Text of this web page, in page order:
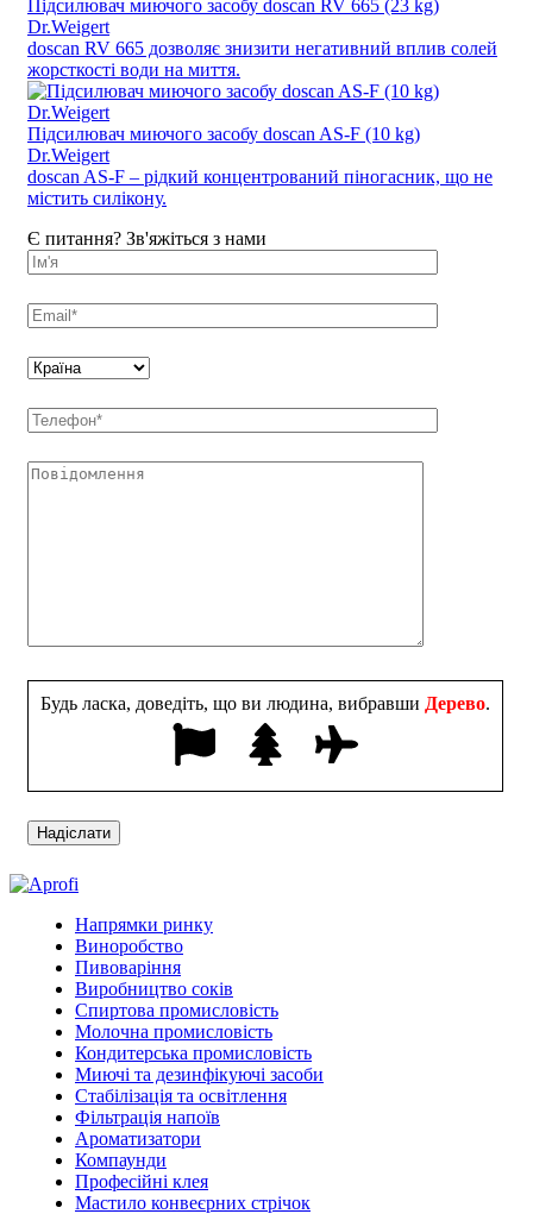
Підсилювач миючого засобу doscan RV 665 (23 kg)
Dr.Weigert
doscan RV 665 дозволяє знизити негативний вплив солей
жорсткості води на миття.
Підсилювач миючого засобу doscan AS-F (10 kg)
Dr.Weigert
doscan AS-F – рідкий концентрований піногасник, що не
містить силікону.
Є питання? Зв'яжіться з нами
Будь ласка, доведіть, що ви людина, вибравши Дерево.
Напрямки ринку
Виноробство
Пивоваріння
Виробництво соків
Спиртова промисловість
Молочна промисловість
Кондитерська промисловість
Миючі та дезинфікуючі засоби
Стабілізація та освітлення
Фільтрація напоїв
Ароматизатори
Компаунди
Професійні клея
Мастило конвеєрних стрічок